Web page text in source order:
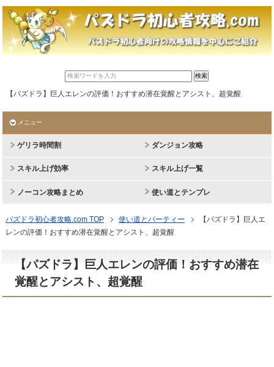
【パズドラ】巨人エレンの評価！おすすめ潜在覚醒とアシスト、超覚醒
メニュー
ゲリラ時間割 ダンジョン攻略
スキル上げ効率 スキル上げ一覧
ノーコン攻略まとめ 使い道とテンプレ
パズドラ初心者攻略.com TOP 使い道とパーティー
【パズドラ】巨人エ
レンの評価！おすすめ潜在覚醒とアシスト、超覚醒
【パズドラ】巨人エレンの評価！おすすめ潜在
覚醒とアシスト、超覚醒